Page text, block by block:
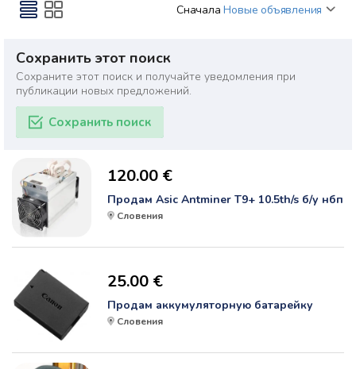
Сначала Новые объявления
Сохранить этот поиск
Сохраните этот поиск и получайте уведомления при
публикации новых предложений.
Сохранить поиск
120.00 €
Продам Asic Antminer T9+ 10.5th/s б/у нбп
Словения
25.00 €
Продам аккумуляторную батарейку
Словения